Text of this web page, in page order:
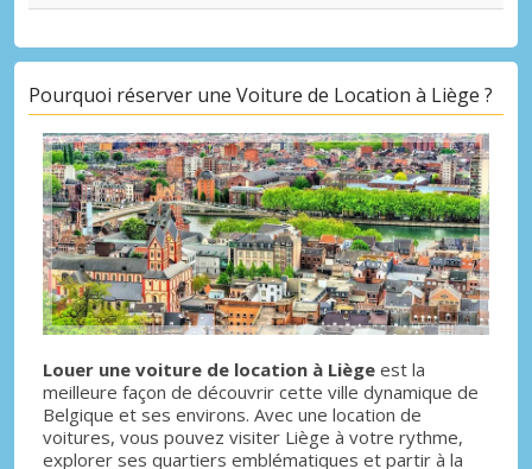
Pourquoi réserver une Voiture de Location à Liège ?
Louer une voiture de location à Liège est la
meilleure façon de découvrir cette ville dynamique de
Belgique et ses environs. Avec une location de
voitures, vous pouvez visiter Liège à votre rythme,
explorer ses quartiers emblématiques et partir à la